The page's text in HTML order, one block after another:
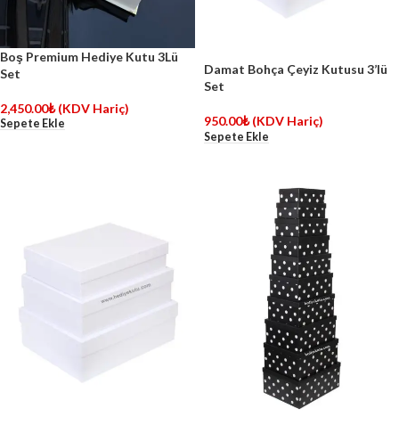
Boş Premium Hediye Kutu 3Lü
Set
2,450.00₺ (KDV Hariç)
Sepete Ekle
Damat Bohça Çeyiz Kutusu 3’lü
Set
950.00₺ (KDV Hariç)
Sepete Ekle